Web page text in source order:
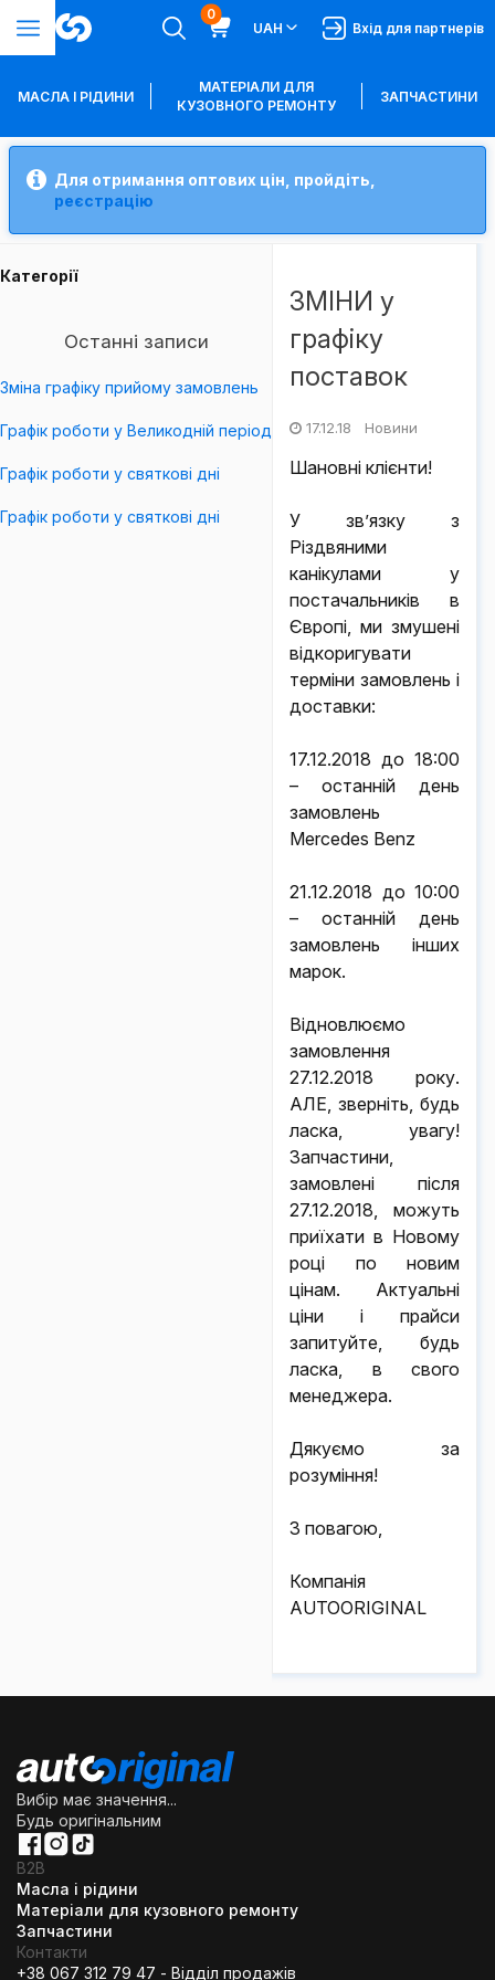
0
UAH
Вхід для партнерів
МАСЛА І РІДИНИ
МАТЕРІАЛИ ДЛЯ
КУЗОВНОГО РЕМОНТУ
ЗАПЧАСТИНИ
Для отримання оптових цін, пройдіть,
реєстрацію
Категорії
Останні записи
Зміна графіку прийому замовлень
Графік роботи у Великодній період
Графік роботи у святкові дні
Графік роботи у святкові дні
ЗМІНИ у
графіку
поставок
17.12.18 Новини
Шановні клієнти!
У зв’язку з
Різдвяними
канікулами у
постачальників в
Європі, ми змушені
відкоригувати
терміни замовлень і
доставки:
17.12.2018 до 18:00
– останній день
замовлень
Mercedes Benz
21.12.2018 до 10:00
– останній день
замовлень інших
марок.
Відновлюємо
замовлення
27.12.2018 року.
АЛЕ, зверніть, будь
ласка, увагу!
Запчастини,
замовлені після
27.12.2018, можуть
приїхати в Новому
році по новим
цінам. Актуальні
ціни і прайси
запитуйте, будь
ласка, в свого
менеджера.
Дякуємо за
розуміння!
З повагою,
Компанія
AUTOORIGINAL
Вибір має значення...
Будь оригінальним
B2B
Масла і рідини
Матеріали для кузовного ремонту
Запчастини
Контакти
+38 067 312 79 47 - Відділ продажів